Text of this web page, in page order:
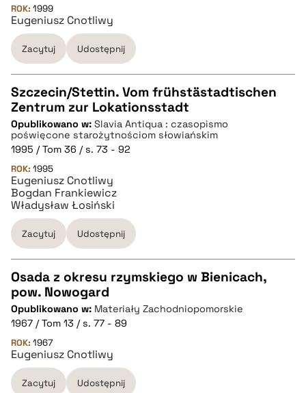
BIBTEX
pobierz cytat
ROK: 1999
Eugeniusz Cnotliwy
Zacytuj Udostępnij
CZYSTY TEKST
pobierz cytat
BIBTEX
pobierz cytat
Szczecin/Stettin. Vom frühstästadtischen
Zentrum zur Lokationsstadt
Opublikowano w: Slavia Antiqua : czasopismo
poświęcone starożytnościom słowiańskim
1995 / Tom 36 / s. 73 - 92
ROK: 1995
Eugeniusz Cnotliwy
Bogdan Frankiewicz
Władysław Łosiński
Zacytuj Udostępnij
CZYSTY TEKST
pobierz cytat
BIBTEX
Osada z okresu rzymskiego w Bienicach,
pow. Nowogard
Opublikowano w: Materiały Zachodniopomorskie
1967 / Tom 13 / s. 77 - 89
ROK: 1967
Eugeniusz Cnotliwy
Zacytuj Udostępnij